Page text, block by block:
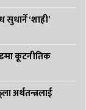
‘शाही’
कूटनीतिक
अर्थतन्त्रलाई